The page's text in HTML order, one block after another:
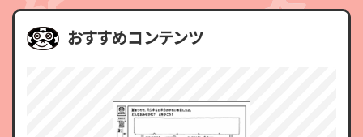
おすすめコンテンツ